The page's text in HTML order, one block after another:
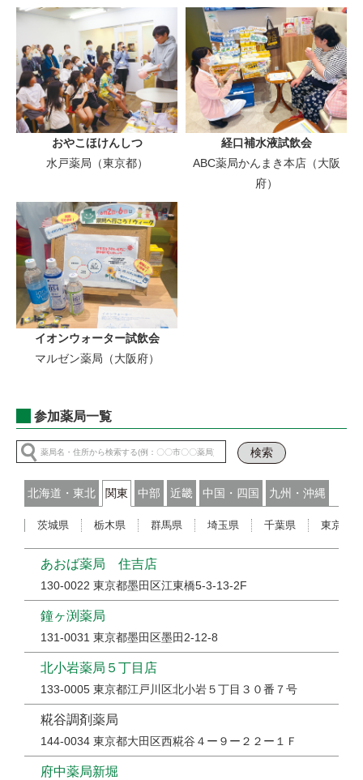
おやこほけんしつ
水戸薬局（東京都）
経口補水液試飲会
ABC薬局かんまき本店（大阪
府）
イオンウォーター試飲会
マルゼン薬局（大阪府）
参加薬局一覧
北海道・東北 関東 中部 近畿 中国・四国 九州・沖縄
茨城県 栃木県 群馬県 埼玉県 千葉県 東京都
あおば薬局 住吉店
130-0022 東京都墨田区江東橋5-3-13-2F
鐘ヶ渕薬局
131-0031 東京都墨田区墨田2-12-8
北小岩薬局５丁目店
133-0005 東京都江戸川区北小岩５丁目３０番７号
糀谷調剤薬局
144-0034 東京都大田区西糀谷４ー９ー２２ー１Ｆ
府中薬局新堀